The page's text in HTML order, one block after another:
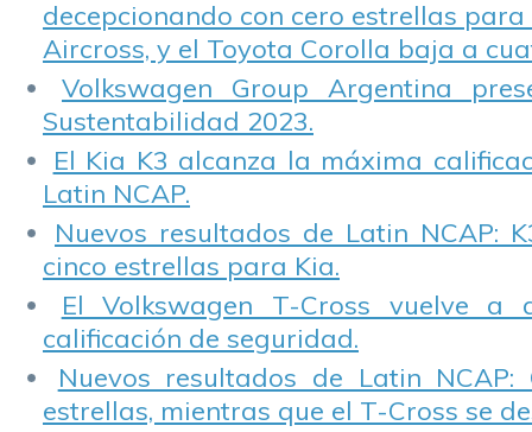
decepcionando con cero estrellas para
Aircross, y el Toyota Corolla baja a
Volkswagen Group Argentina
Sustentabilidad 2023.
El Kia K3 alcanza la máxima
Latin NCAP.
Nuevos resultados de Latin NCAP:
cinco estrellas para Kia.
El Volkswagen T-Cross vuelve a
calificación de seguridad.
Nuevos resultados de Latin NCAP:
estrellas, mientras que el T-Cross se